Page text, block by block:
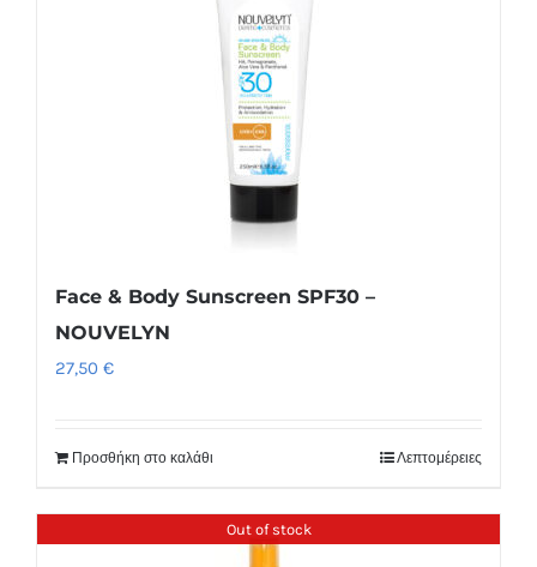
Face & Body Sunscreen SPF30 –
NOUVELYN
27,50 €
Προσθήκη στο καλάθι Λεπτομέρειες
Out of stock